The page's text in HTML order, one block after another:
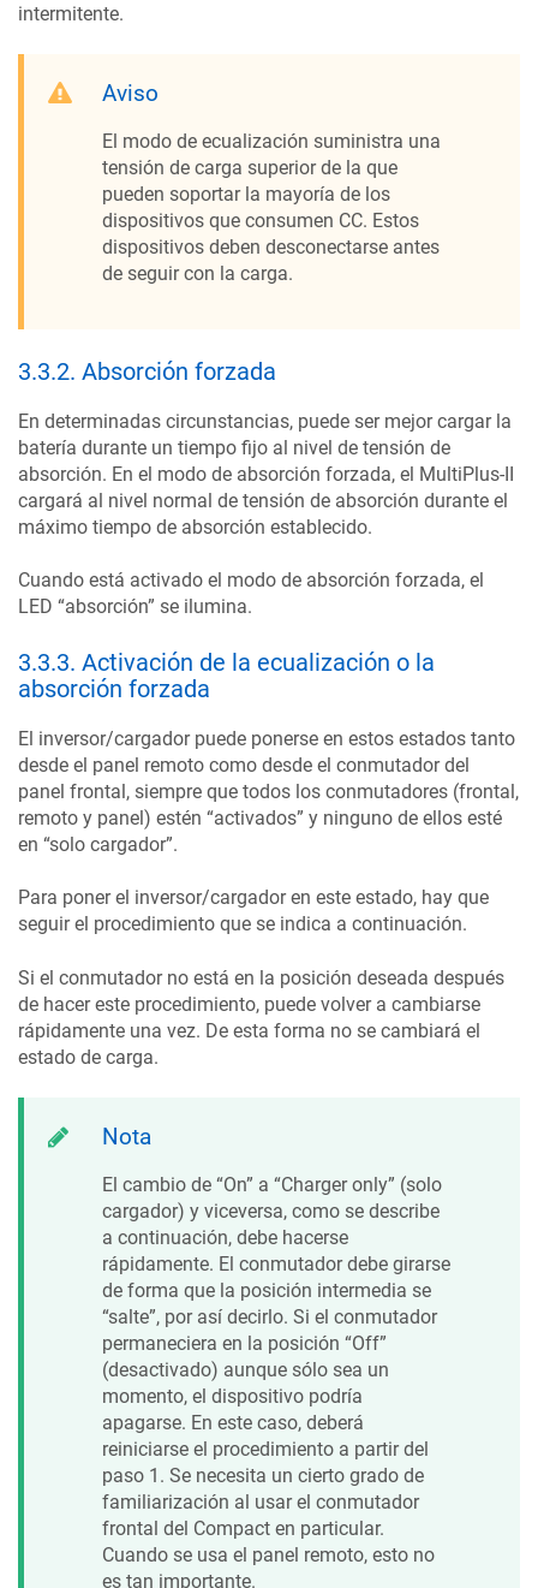
intermitente.
Aviso
El modo de ecualización suministra una
tensión de carga superior de la que
pueden soportar la mayoría de los
dispositivos que consumen CC. Estos
dispositivos deben desconectarse antes
de seguir con la carga.
3.3.2. Absorción forzada
En determinadas circunstancias, puede ser mejor cargar la
batería durante un tiempo fijo al nivel de tensión de
absorción. En el modo de absorción forzada, el MultiPlus-II
cargará al nivel normal de tensión de absorción durante el
máximo tiempo de absorción establecido.
Cuando está activado el modo de absorción forzada, el
LED “absorción” se ilumina.
3.3.3. Activación de la ecualización o la
absorción forzada
El inversor/cargador puede ponerse en estos estados tanto
desde el panel remoto como desde el conmutador del
panel frontal, siempre que todos los conmutadores (frontal,
remoto y panel) estén “activados” y ninguno de ellos esté
en “solo cargador”.
Para poner el inversor/cargador en este estado, hay que
seguir el procedimiento que se indica a continuación.
Si el conmutador no está en la posición deseada después
de hacer este procedimiento, puede volver a cambiarse
rápidamente una vez. De esta forma no se cambiará el
estado de carga.
Nota
El cambio de “On” a “Charger only” (solo
cargador) y viceversa, como se describe
a continuación, debe hacerse
rápidamente. El conmutador debe girarse
de forma que la posición intermedia se
“salte”, por así decirlo. Si el conmutador
permaneciera en la posición “Off”
(desactivado) aunque sólo sea un
momento, el dispositivo podría
apagarse. En este caso, deberá
reiniciarse el procedimiento a partir del
paso 1. Se necesita un cierto grado de
familiarización al usar el conmutador
frontal del Compact en particular.
Cuando se usa el panel remoto, esto no
es tan importante.